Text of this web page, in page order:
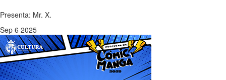
Presenta: Mr. X.
Sep 6 2025